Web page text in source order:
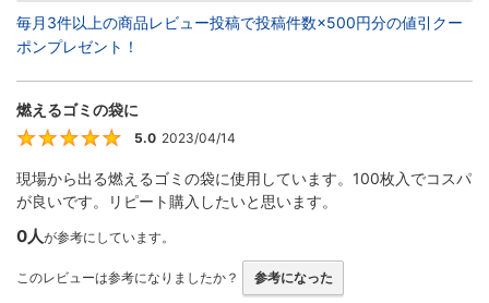
毎月3件以上の商品レビュー投稿で投稿件数×500円分の値引クー
ポンプレゼント！
燃えるゴミの袋に
5
5.0 2023/04/14
現場から出る燃えるゴミの袋に使用しています。100枚入でコスパ
が良いです。リピート購入したいと思います。
0人が参考にしています。
このレビューは参考になりましたか？ 参考になった